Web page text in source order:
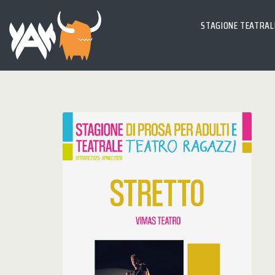
STAGIONE